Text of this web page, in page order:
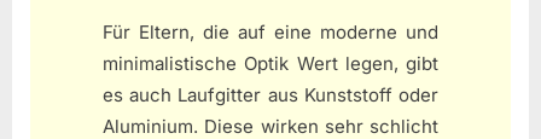
Für Eltern, die auf eine moderne und
minimalistische Optik Wert legen, gibt
es auch Laufgitter aus Kunststoff oder
Aluminium. Diese wirken sehr schlicht